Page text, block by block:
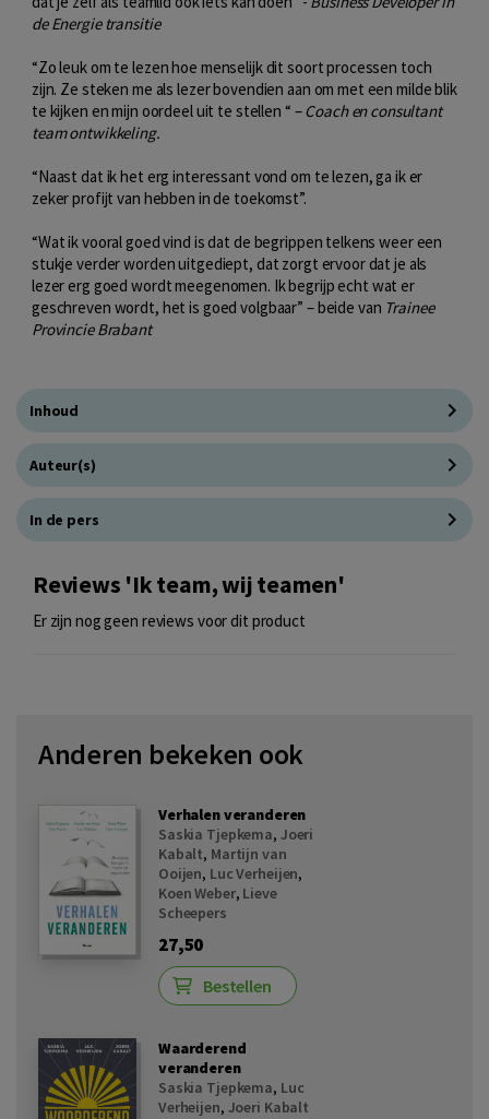
de Energie transitie
“Zo leuk om te lezen hoe menselijk dit soort processen toch
zijn. Ze steken me als lezer bovendien aan om met een milde blik
te kijken en mijn oordeel uit te stellen “ –Coach en consultant
team ontwikkeling.
“Naast dat ik het erg interessant vond om te lezen, ga ik er
zeker profijt van hebben in de toekomst”.
“Wat ik vooral goed vind is dat de begrippen telkens weer een
stukje verder worden uitgediept, dat zorgt ervoor dat je als
lezer erg goed wordt meegenomen. Ik begrijp echt wat er
geschreven wordt, het is goed volgbaar” – beide van Trainee
Provincie Brabant
Inhoud
Auteur(s)
In de pers
Reviews 'Ik team, wij teamen'
Er zijn nog geen reviews voor dit product
Anderen bekeken ook
Verhalen veranderen
Saskia Tjepkema, Joeri
Kabalt, Martijn van
Ooijen, Luc Verheijen,
Koen Weber, Lieve
Scheepers
27,50
Bestellen
Waarderend
veranderen
Saskia Tjepkema, Luc
Verheijen, Joeri Kabalt